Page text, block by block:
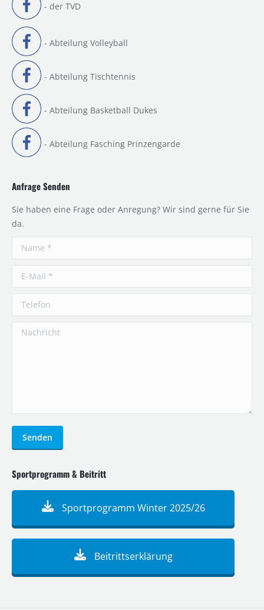
- der TVD
- Abteilung Volleyball
- Abteilung Tischtennis
- Abteilung Basketball Dukes
- Abteilung Fasching Prinzengarde
Anfrage Senden
Sie haben eine Frage oder Anregung? Wir sind gerne für Sie
da.
Name *
E-Mail *
Telefon
Nachricht
Senden
Sportprogramm & Beitritt
Sportprogramm Winter 2025/26
Beitrittserklärung